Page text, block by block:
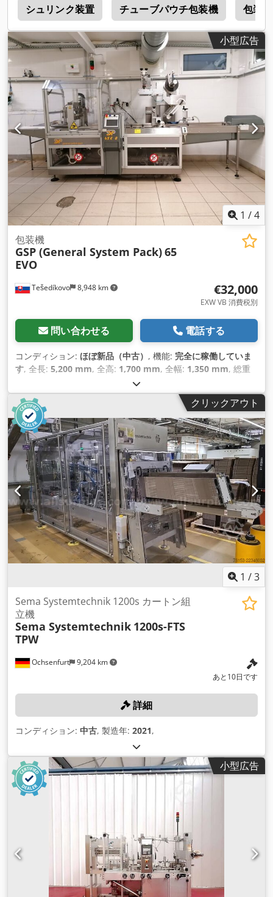
シュリンク装置 チューブパウチ包装機 包装機
小型広告
1 /4
Tešedíkovo 8,948 km
包装機
GSP (General System Pack)65
EVO
€32,000
EXW VB 消費税別
問い合わせる 電話する
コンディション: ほぼ新品（中古） , 機能: 完全に稼働していま
す, 全長: 5,200 mm, 全高: 1,700 mm, 全幅: 1,350 mm, 総重
クリックアウト
1 /3
Ochsenfurt 9,204 km
Sema Systemtechnik 1200s カートン組
立機
Sema Systemtechnik 1200s-FTS
TPW
あと10日です
詳細
コンディション: 中古, 製造年: 2021,
小型広告